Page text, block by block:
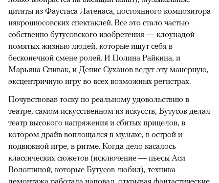
цитаты из Фаустаса Латенаса, постоянного композитора
някрошюсовских спектаклей. Все это стало частью
собственно бутусовского изобретения — клоунадой
помятых жизнью людей, которые ищут себя в
бесконечной смене ролей. И Полина Райкина, и
Марьяна Спивак, и Денис Суханов ведут эту манерную,
эксцентричную игру во всех возможных регистрах.
Почувствовав тоску по реальному удовольствию в
театре, самом искусственном из искусств, Бутусов делал
театр высокого напряжения и сбитых прицелов, в
котором драйв воплощался в музыке, в острой и
подвижной игре, в ритме. Когда дело касалось
классических сюжетов (исключение — пьесы Аси
Волошиной, которые Бутусов любил), техника